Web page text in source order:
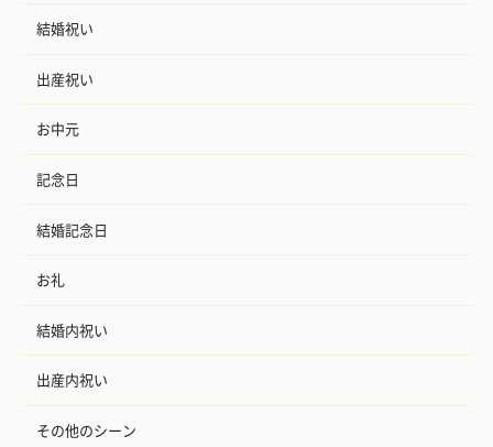
結婚祝い
出産祝い
お中元
記念日
結婚記念日
お礼
結婚内祝い
出産内祝い
その他のシーン